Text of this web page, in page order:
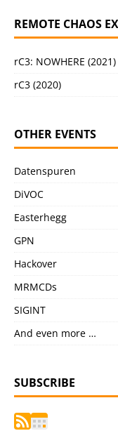
REMOTE CHAOS
rC3: NOWHERE (2021)
rC3 (2020)
OTHER EVENTS
Datenspuren
DiVOC
Easterhegg
GPN
Hackover
MRMCDs
SIGINT
And even more …
SUBSCRIBE